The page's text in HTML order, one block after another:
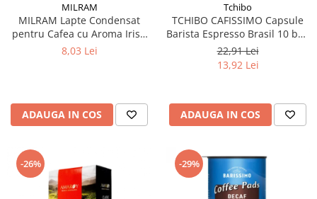
MILRAM
MILRAM Lapte Condensat
pentru Cafea cu Aroma Irish
Cream 10x14g
8,03 Lei
ADAUGA IN COS
Tchibo
TCHIBO CAFISSIMO Capsule
Barista Espresso Brasil 10 buc
80g (27.10.2026)
22,91 Lei
13,92 Lei
ADAUGA IN COS
-26% -29%